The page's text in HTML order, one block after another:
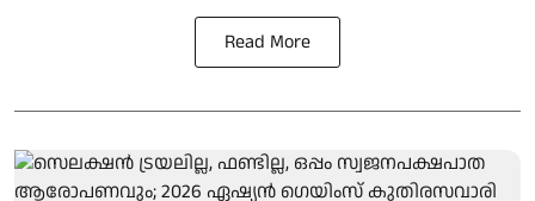
Read More